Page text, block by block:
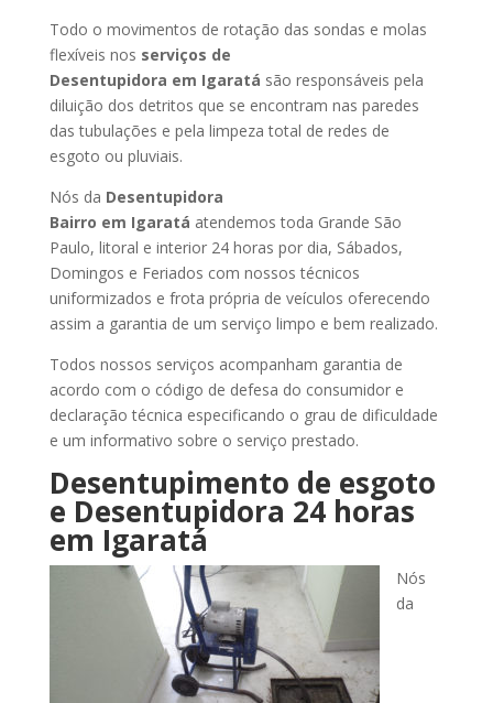
Todo o movimentos de rotação das sondas e molas
flexíveis nos serviços de
Desentupidora em Igaratá são responsáveis pela
diluição dos detritos que se encontram nas paredes
das tubulações e pela limpeza total de redes de
esgoto ou pluviais.
Nós da Desentupidora
Bairro em Igaratá atendemos toda Grande São
Paulo, litoral e interior 24 horas por dia, Sábados,
Domingos e Feriados com nossos técnicos
uniformizados e frota própria de veículos oferecendo
assim a garantia de um serviço limpo e bem realizado.
Todos nossos serviços acompanham garantia de
acordo com o código de defesa do consumidor e
declaração técnica especificando o grau de dificuldade
e um informativo sobre o serviço prestado.
Desentupimento de esgoto
e Desentupidora 24 horas
em Igaratá
Nós
da